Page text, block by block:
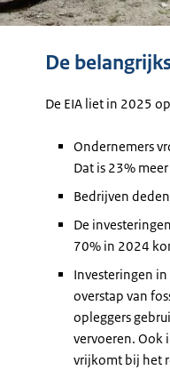
De
De EIA liet in 2025
Ondernemers
Dat is 23%
Bedrijven
De
70% in 2024
Investeringen
overstap van
opleggers
vervoeren. Ook
vrijkomt bij het